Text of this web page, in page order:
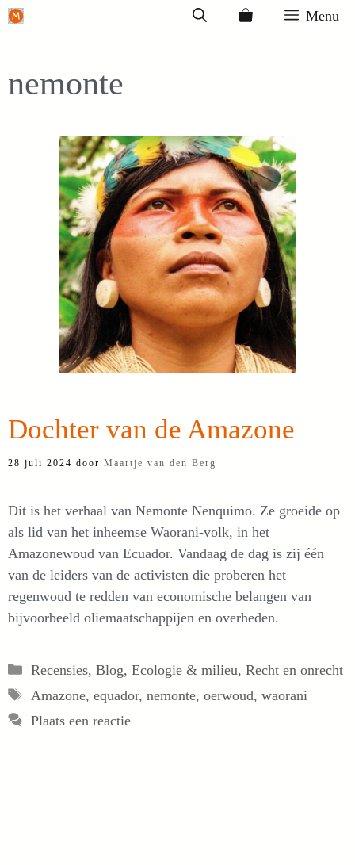
Ga
Menu
nemonte
Dochter van de Amazone
28 juli 2024 door Maartje van den Berg
Dit is het verhaal van Nemonte Nenquimo. Ze groeide op
als lid van het inheemse Waorani-volk, in het
Amazonewoud van Ecuador. Vandaag de dag is zij één
van de leiders van de activisten die proberen het
regenwoud te redden van economische belangen van
bijvoorbeeld oliemaatschappijen en overheden.
Categorieën
Recensies, Blog, Ecologie & milieu, Recht en onrecht
Tags
Amazone, equador, nemonte, oerwoud, waorani
Plaats een reactie